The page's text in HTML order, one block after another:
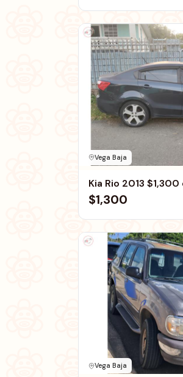
Vega Baja
Kia Rio 2013
$1,300
Vega Baja